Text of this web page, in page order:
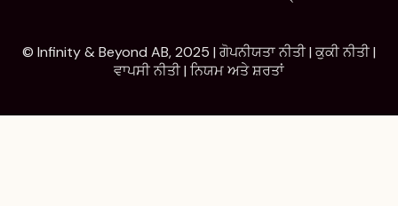
© Infinity & Beyond AB, 2025 | ਗੋਪਨੀਯਤਾ ਨੀਤੀ| ਕੁਕੀ ਨੀਤੀ|
ਵਾਪਸੀ ਨੀਤੀ| ਨਿਯਮ ਅਤੇ ਸ਼ਰਤਾਂ